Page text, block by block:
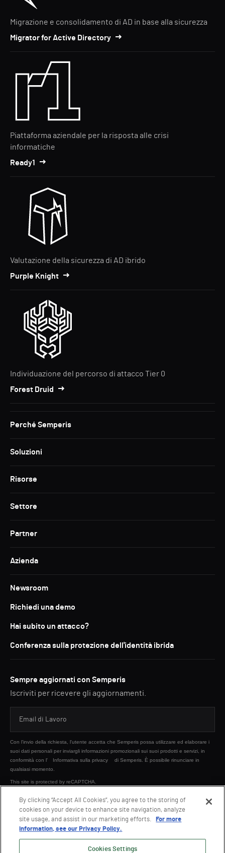
Migrazione e consolidamento di AD in base alla sicurezza
Migrator for Active Directory
Piattaforma aziendale per la risposta alle crisi
informatiche
Ready1
Valutazione della sicurezza di AD ibrido
Purple Knight
Individuazione del percorso di attacco Tier 0
Forest Druid
Perché Semperis
Soluzioni
Risorse
Settore
Partner
Azienda
Newsroom
Richiedi una demo
Hai subito un attacco?
Conferenza sulla protezione dell'identità ibrida
Sempre aggiornati con Semperis
Iscriviti per ricevere gli aggiornamenti.
Con l'invio della richiesta, l'utente accetta che Semperis possa utilizzare ed elaborare i
suoi dati personali per inviargli informazioni promozionali sui suoi prodotti e servizi, in
conformità con l'
Informativa sulla privacy
di Semperis. È possibile rinunciare in
qualsiasi momento.
This site is protected by reCAPTCHA.
INVIA
By clicking “Accept All Cookies”, you agree to the storing of
cookies on your device to enhance site navigation, analyze
site usage, and assist in our marketing efforts.
For more
information, see our Privacy Policy.
Cookies Settings